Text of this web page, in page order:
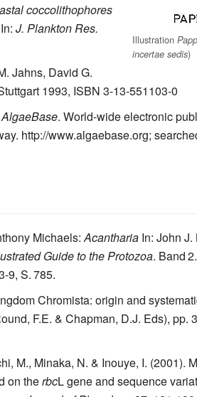
Illustration
incertae sedis)
coccolithophores
In: J. Plankton Res.
Jahns, David G.
1993, ISBN 3-13-551103-0
AlgaeBase. World-wide electronic
http://www.algaebase.org;
Michaels: Acantharia In: John J.
Guide to the Protozoa. Band2
9, S.785.
Chromista: origin and
F.E. & Chapman, D.J. Eds), pp.
M., Minaka, N. & Inouye, I. (2001).
on therbcL gene and sequence